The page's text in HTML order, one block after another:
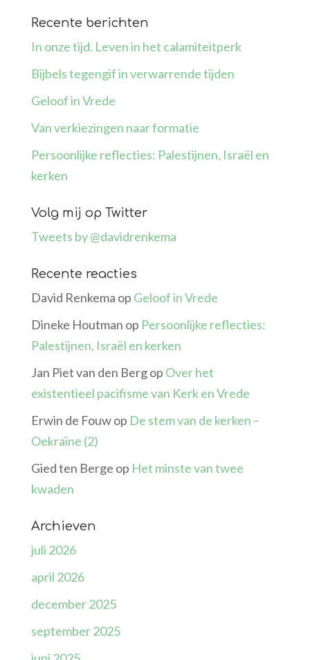
Recente berichten
In onze tijd. Leven in het calamiteitperk
Bijbels tegengif in verwarrende tijden
Geloof in Vrede
Van verkiezingen naar formatie
Persoonlijke reflecties: Palestijnen, Israël en
kerken
Volg mij op Twitter
Tweets by @davidrenkema
Recente reacties
David Renkema op Geloof in Vrede
Dineke Houtman op Persoonlijke reflecties:
Palestijnen, Israël en kerken
Jan Piet van den Bergop Over het
existentieel pacifisme van Kerk en Vrede
Erwin de Fouwop De stem van de kerken –
Oekraïne (2)
Gied ten Berge op Het minste van twee
kwaden
Archieven
juli 2026
april 2026
december 2025
september 2025